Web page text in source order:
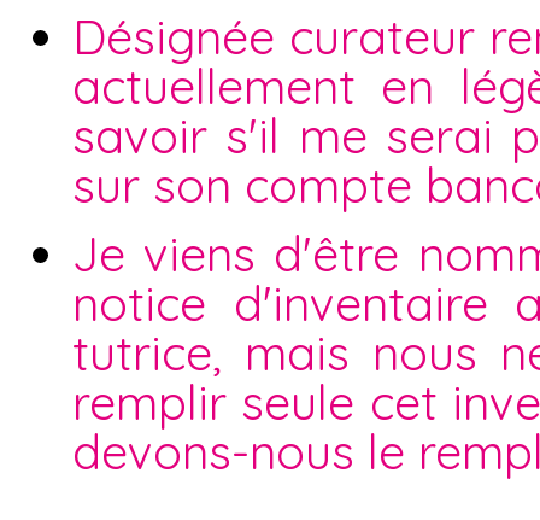
Désignée curateur
actuellement en
savoir s'il me serai
sur son compte
Je viens d'être
notice d'inventaire
tutrice, mais nous
remplir seule cet
devons-nous le